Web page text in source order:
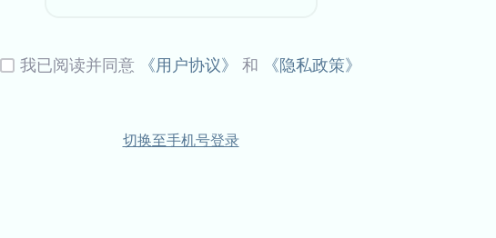
我已阅读并同意 《用户协议》 和 《隐私政策》
切换至手机号登录